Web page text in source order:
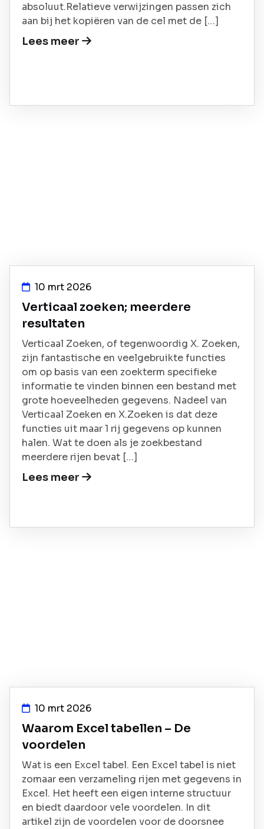
absoluut.Relatieve verwijzingen passen zich
aan bij het kopiëren van de cel met de […]
Lees meer
10 mrt 2026
Verticaal zoeken; meerdere
resultaten
Verticaal Zoeken, of tegenwoordig X. Zoeken,
zijn fantastische en veelgebruikte functies
om op basis van een zoekterm specifieke
informatie te vinden binnen een bestand met
grote hoeveelheden gegevens. Nadeel van
Verticaal Zoeken en X.Zoeken is dat deze
functies uit maar 1 rij gegevens op kunnen
halen. Wat te doen als je zoekbestand
meerdere rijen bevat […]
Lees meer
10 mrt 2026
Waarom Excel tabellen – De
voordelen
Wat is een Excel tabel. Een Excel tabel is niet
zomaar een verzameling rijen met gegevens in
Excel. Het heeft een eigen interne structuur
en biedt daardoor vele voordelen. In dit
artikel zijn de voordelen voor de doorsnee